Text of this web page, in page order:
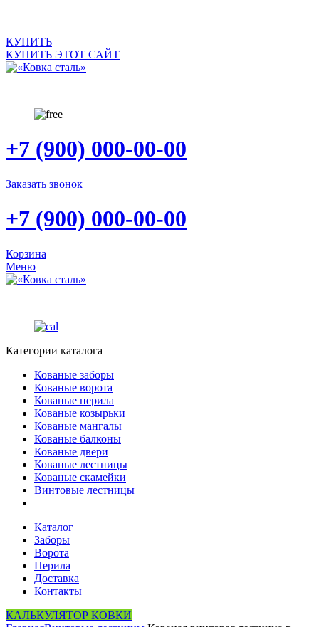
КУПИТЬ
КУПИТЬ ЭТОТ САЙТ
+7 (900) 000-00-00
Заказать звонок
+7 (900) 000-00-00
Корзина
Меню
Категории каталога
Кованые заборы
Кованые ворота
Кованые перила
Кованые козырьки
Кованые мангалы
Кованые балконы
Кованые двери
Кованые лестницы
Кованые скамейки
Винтовые лестницы
Каталог
Заборы
Ворота
Перила
Доставка
Контакты
КАЛЬКУЛЯТОР КОВКИ